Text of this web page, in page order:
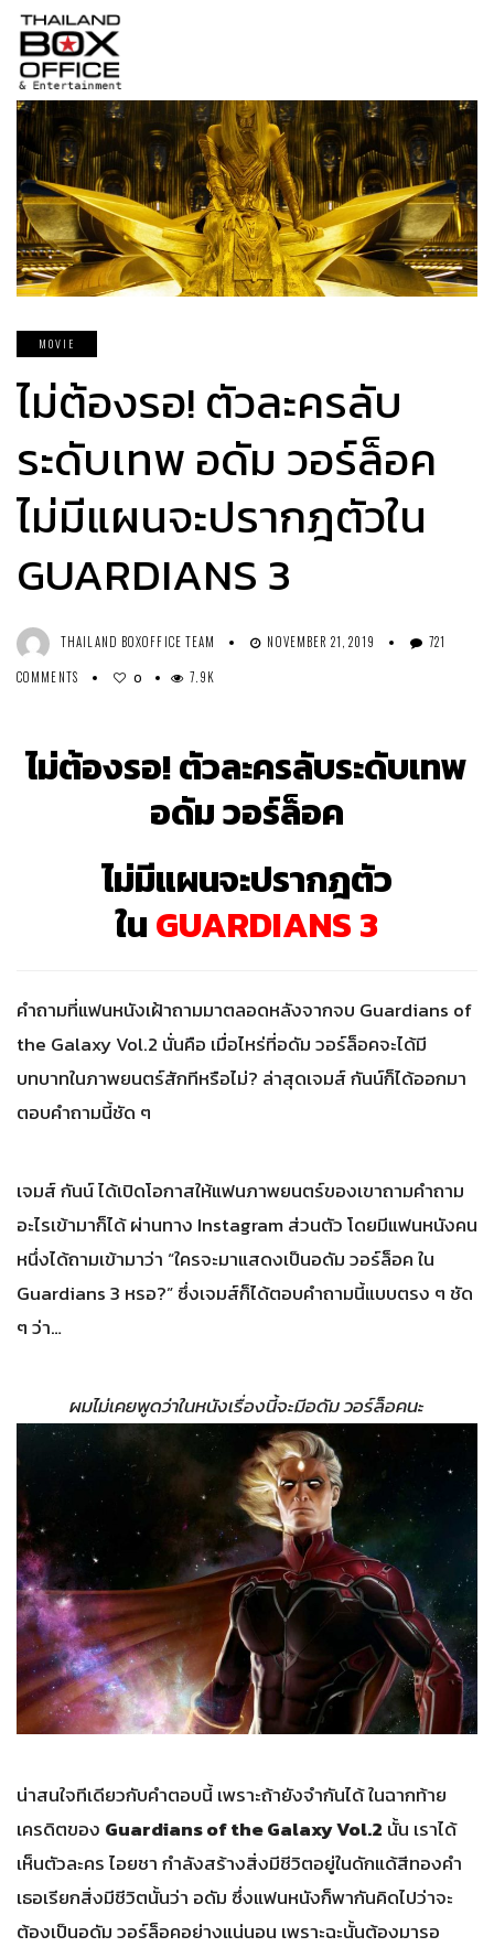
MOVIE
ไม่ต้องรอ! ตัวละครลับ
ระดับเทพ อดัม วอร์ล็อค
ไม่มีแผนจะปรากฎตัวใน
GUARDIANS 3
THAILAND BOXOFFICE TEAM NOVEMBER 21, 2019
721
COMMENTS
0 7.9K
ไม่ต้องรอ! ตัวละครลับระดับเทพ
อดัม วอร์ล็อค
ไม่มีแผนจะปรากฎตัว
ในGUARDIANS 3
คำถามที่แฟนหนังเฝ้าถามมาตลอดหลังจากจบ Guardians of
the Galaxy Vol.2 นั่นคือ เมื่อไหร่ที่อดัม วอร์ล็อคจะได้มี
บทบาทในภาพยนตร์สักทีหรือไม่? ล่าสุดเจมส์ กันน์ก็ได้ออกมา
ตอบคำถามนี้ชัด ๆ
เจมส์ กันน์ ได้เปิดโอกาสให้แฟนภาพยนตร์ของเขาถามคำถาม
อะไรเข้ามาก็ได้ ผ่านทาง Instagram ส่วนตัว โดยมีแฟนหนังคน
หนึ่งได้ถามเข้ามาว่า “ใครจะมาแสดงเป็นอดัม วอร์ล็อค ใน
Guardians 3 หรอ?” ซึ่งเจมส์ก็ได้ตอบคำถามนี้แบบตรง ๆ ชัด
ๆ ว่า…
ผมไม่เคยพูดว่าในหนังเรื่องนี้จะมีอดัม วอร์ล็อคนะ
น่าสนใจทีเดียวกับคำตอบนี้ เพราะถ้ายังจำกันได้ ในฉากท้าย
เครดิตของ Guardians of the Galaxy Vol.2 นั้น เราได้
เห็นตัวละคร ไอยชา กำลังสร้างสิ่งมีชีวิตอยู่ในดักแด้สีทองคำ
เธอเรียกสิ่งมีชีวิตนั้นว่า อดัม ซึ่งแฟนหนังก็พากันคิดไปว่าจะ
ต้องเป็นอดัม วอร์ล็อคอย่างแน่นอน เพราะฉะนั้นต้องมารอ